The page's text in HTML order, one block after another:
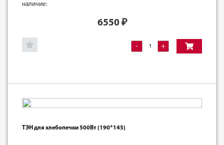
наличие:
6550₽
- +
ТЭН для хлебопечки 500Вт (190*145)